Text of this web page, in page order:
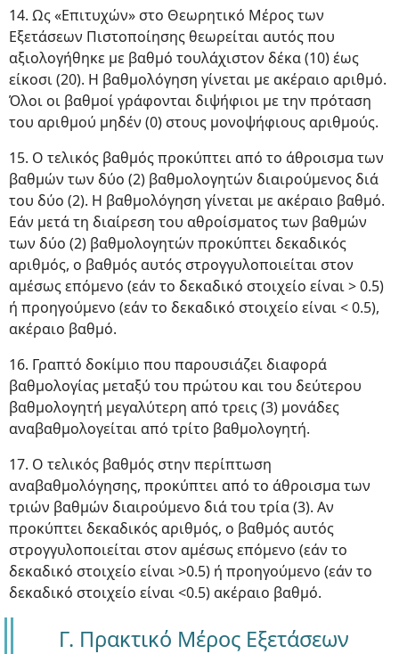
14. Ως «Επιτυχών» στο Θεωρητικό Μέρος των
Εξετάσεων Πιστοποίησης θεωρείται αυτός που
αξιολογήθηκε με βαθμό τουλάχιστον δέκα (10) έως
είκοσι (20). Η βαθμολόγηση γίνεται με ακέραιο αριθμό.
Όλοι οι βαθμοί γράφονται διψήφιοι με την πρόταση
του αριθμού μηδέν (0) στους μονοψήφιους αριθμούς.
15. Ο τελικός βαθμός προκύπτει από το άθροισμα των
βαθμών των δύο (2) βαθμολογητών διαιρούμενος διά
του δύο (2). Η βαθμολόγηση γίνεται με ακέραιο βαθμό.
Εάν μετά τη διαίρεση του αθροίσματος των βαθμών
των δύο (2) βαθμολογητών προκύπτει δεκαδικός
αριθμός, ο βαθμός αυτός στρογγυλοποιείται στον
αμέσως επόμενο (εάν το δεκαδικό στοιχείο είναι > 0.5)
ή προηγούμενο (εάν το δεκαδικό στοιχείο είναι < 0.5),
ακέραιο βαθμό.
16. Γραπτό δοκίμιο που παρουσιάζει διαφορά
βαθμολογίας μεταξύ του πρώτου και του δεύτερου
βαθμολογητή μεγαλύτερη από τρεις (3) μονάδες
αναβαθμολογείται από τρίτο βαθμολογητή.
17. Ο τελικός βαθμός στην περίπτωση
αναβαθμολόγησης, προκύπτει από το άθροισμα των
τριών βαθμών διαιρούμενο διά του τρία (3). Αν
προκύπτει δεκαδικός αριθμός, ο βαθμός αυτός
στρογγυλοποιείται στον αμέσως επόμενο (εάν το
δεκαδικό στοιχείο είναι >0.5) ή προηγούμενο (εάν το
δεκαδικό στοιχείο είναι <0.5) ακέραιο βαθμό.
Γ. Πρακτικό Μέρος Εξετάσεων